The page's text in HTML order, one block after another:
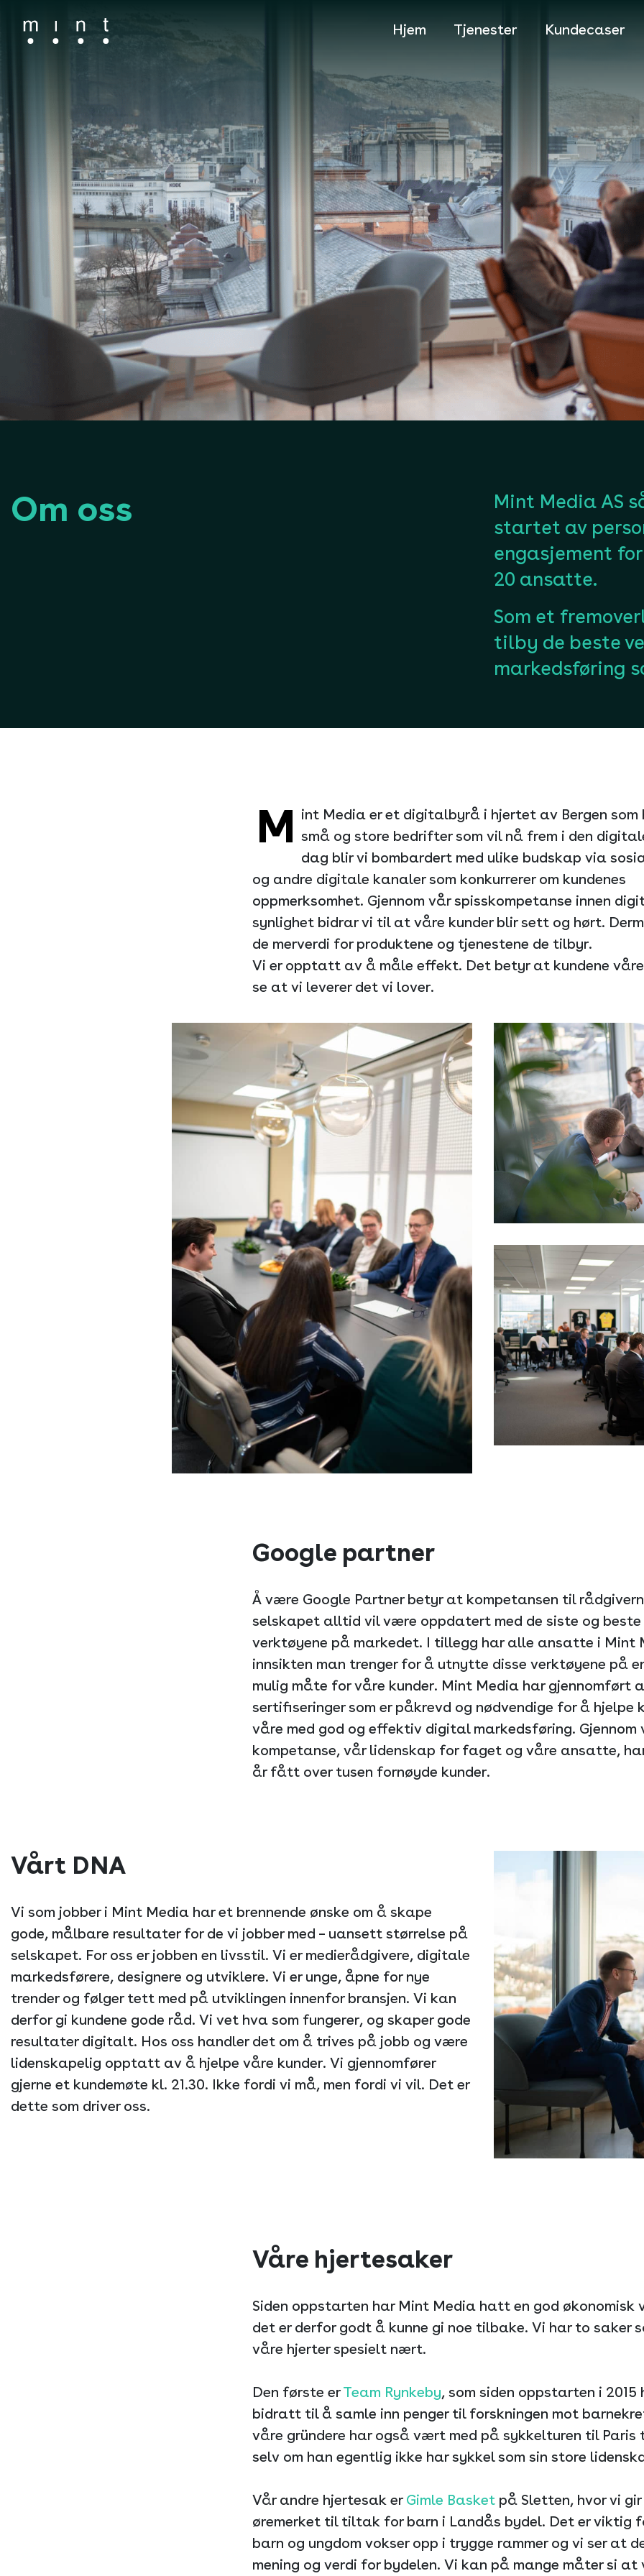
Main Navigation Hjem Tjenester Kundecaser
Om oss
Mint Media AS
startet av
engasjement
20 ansatte.
Som et
tilby de beste
markedsføring
M int Media er et digitalbyrå i hjertet av Bergen som
små og store bedrifter som vil nå frem i den
dag blir vi bombardert med ulike budskap via
og andre digitale kanaler som konkurrerer om kundenes
oppmerksomhet. Gjennom vår spisskompetanse innen
synlighet bidrar vi til at våre kunder blir sett og hørt.
de merverdi for produktene og tjenestene de tilbyr.
Vi er opptatt av å måle effekt. Det betyr at kundene
se at vi leverer det vi lover.
Google partner
Å være Google Partner betyr at kompetansen til
selskapet alltid vil være oppdatert med de siste og
verktøyene på markedet. I tillegg har alle ansatte i Mint
innsikten man trenger for å utnytte disse verktøyene på
mulig måte for våre kunder. Mint Media har gjennomført
sertifiseringer som er påkrevd og nødvendige for å hjelpe
våre med god og effektiv digital markedsføring. Gjennom
kompetanse, vår lidenskap for faget og våre ansatte,
år fått over tusen fornøyde kunder.
Vårt DNA
Vi som jobber i Mint Media har et brennende ønske om å skape
gode, målbare resultater for de vi jobber med – uansett størrelse på
selskapet. For oss er jobben en livsstil. Vi er medierådgivere, digitale
markedsførere, designere og utviklere. Vi er unge, åpne for nye
trender og følger tett med på utviklingen innenfor bransjen. Vi kan
derfor gi kundene gode råd. Vi vet hva som fungerer, og skaper gode
resultater digitalt. Hos oss handler det om å trives på jobb og være
lidenskapelig opptatt av å hjelpe våre kunder. Vi gjennomfører
gjerne et kundemøte kl. 21.30. Ikke fordi vi må, men fordi vi vil. Det er
dette som driver oss.
Våre hjertesaker
Siden oppstarten har Mint Media hatt en god økonomisk
det er derfor godt å kunne gi noe tilbake. Vi har to saker
våre hjerter spesielt nært.
Den første erTeam Rynkeby, som siden oppstarten i 2015
bidratt til å samle inn penger til forskningen mot
våre gründere har også vært med på sykkelturen til Paris
selv om han egentlig ikke har sykkel som sin store
Vår andre hjertesak er Gimle Basket på Sletten, hvor vi gir
øremerket til tiltak for barn i Landås bydel. Det er viktig
barn og ungdom vokser opp i trygge rammer og vi ser at
mening og verdi for bydelen. Vi kan på mange måter si at